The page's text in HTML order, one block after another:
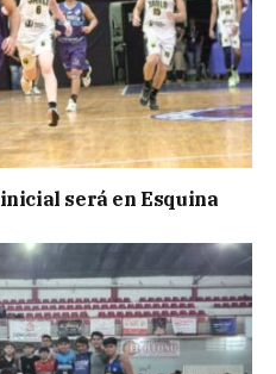
será en Esquina